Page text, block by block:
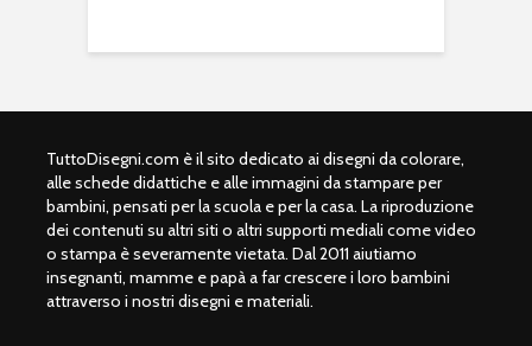
TuttoDisegni.com è il sito dedicato ai disegni da colorare,
alle schede didattiche e alle immagini da stampare per
bambini, pensati per la scuola e per la casa. La riproduzione
dei contenuti su altri siti o altri supporti mediali come video
o stampa è severamente vietata. Dal 2011 aiutiamo
insegnanti, mamme e papà a far crescere i loro bambini
attraverso i nostri disegni e materiali.